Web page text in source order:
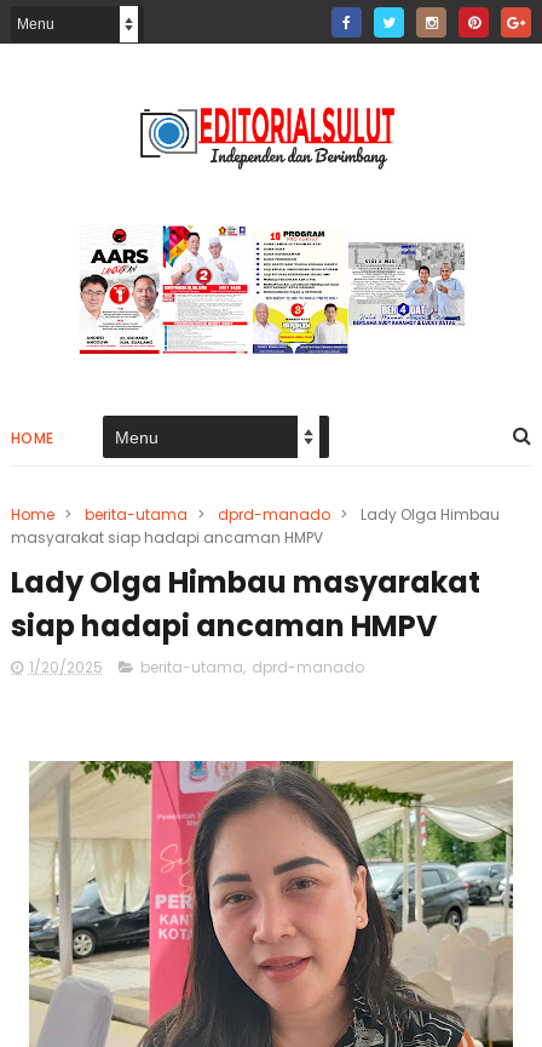
HOME
Home > berita-utama > dprd-manado >
Lady Olga Himbau
masyarakat siap hadapi ancaman HMPV
Lady Olga Himbau masyarakat
siap hadapi ancaman HMPV
1/20/2025 berita-utama, dprd-manado